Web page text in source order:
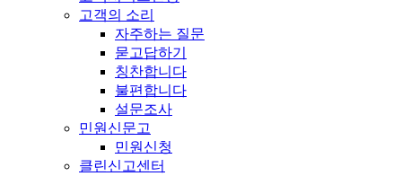
고객의 소리
자주하는 질문
묻고답하기
칭찬합니다
불편합니다
설문조사
민원신문고
민원신청
클린신고센터